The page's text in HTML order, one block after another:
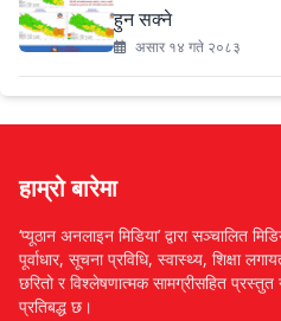
हुन सक्ने
असार १४ गते २०८३
हाम्रो बारेमा
‘प्यूठान अनलाइन मिडिया’ द्वारा सञ्चालित
पूर्वाधार, सूचना प्रविधि, स्वास्थ्य, शिक्षा
छरितो र विश्लेषणात्मक सामग्रीसहित
प्रतिबद्ध छ।